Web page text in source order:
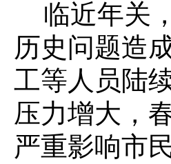
临近年关
历史问题造
工等人员陆
压力增大，
严重影响市